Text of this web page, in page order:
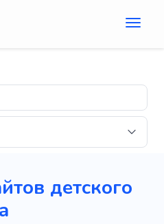
детского